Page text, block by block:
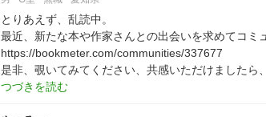
とりあえず、乱読中。
最近、新たな本や作家さんとの出会いを求めてコミ
https://bookmeter.com/communities/337677
是非、覗いてみてください、共感いただけましたら